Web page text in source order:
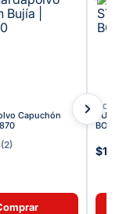
Capuchón
(2)